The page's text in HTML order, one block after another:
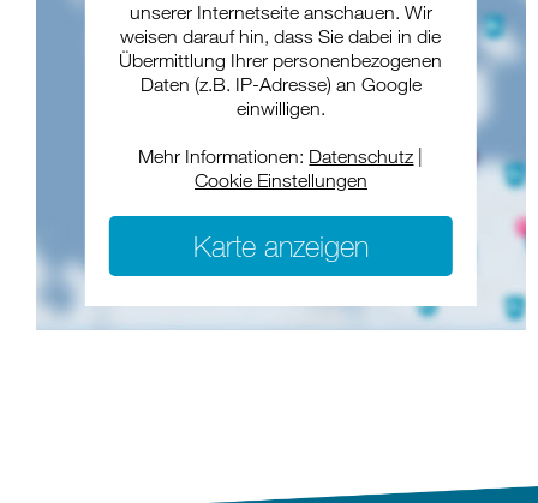
unserer Internetseite anschauen. Wir
weisen darauf hin, dass Sie dabei in die
Übermittlung Ihrer personenbezogenen
Daten (z.B. IP-Adresse) an Google
einwilligen.
Mehr Informationen: Datenschutz
Cookie Einstellungen
Karte anzeigen